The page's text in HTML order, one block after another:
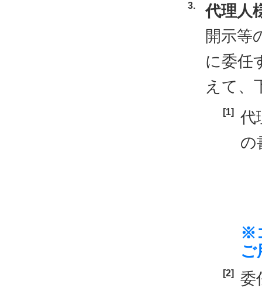
代理人
開示等
に委任
えて、
代
の
※
ご
委